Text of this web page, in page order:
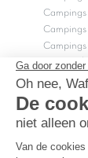
Bij
Dutchbox